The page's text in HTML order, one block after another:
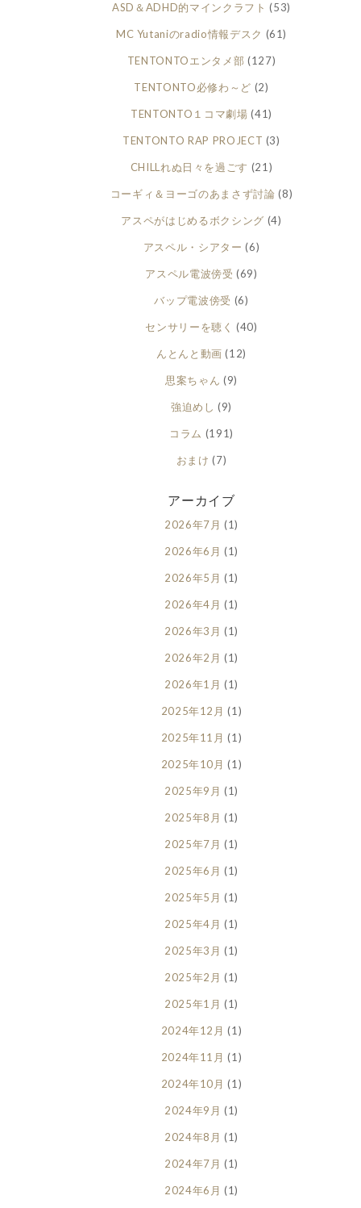
ASD＆ADHD的マインクラフト (53)
MC Yutaniのradio情報デスク (61)
TENTONTOエンタメ部 (127)
TENTONTO必修わ～ど (2)
TENTONTO１コマ劇場 (41)
TENTONTO RAP PROJECT (3)
CHILLれぬ日々を過ごす (21)
コーギィ＆ヨーゴのあまさず討論 (8)
アスペがはじめるボクシング (4)
アスペル・シアター (6)
アスペル電波傍受 (69)
バップ電波傍受 (6)
センサリーを聴く (40)
んとんと動画 (12)
思案ちゃん (9)
強迫めし (9)
コラム (191)
おまけ (7)
アーカイブ
2026年7月 (1)
2026年6月 (1)
2026年5月 (1)
2026年4月 (1)
2026年3月 (1)
2026年2月 (1)
2026年1月 (1)
2025年12月 (1)
2025年11月 (1)
2025年10月 (1)
2025年9月 (1)
2025年8月 (1)
2025年7月 (1)
2025年6月 (1)
2025年5月 (1)
2025年4月 (1)
2025年3月 (1)
2025年2月 (1)
2025年1月 (1)
2024年12月 (1)
2024年11月 (1)
2024年10月 (1)
2024年9月 (1)
2024年8月 (1)
2024年7月 (1)
2024年6月 (1)